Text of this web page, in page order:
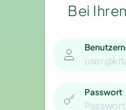
Bei
Passwort